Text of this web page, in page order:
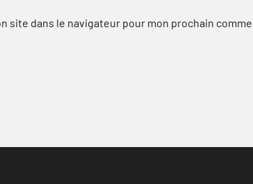
site dans le navigateur pour mon prochain